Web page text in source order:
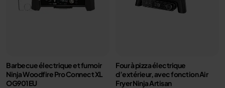
Barbecue électrique et fumoir
Ninja Woodfire Pro Connect XL
OG901EU
Four à pizza électrique
d’extérieur, avec fonction Air
Fryer Ninja Artisan